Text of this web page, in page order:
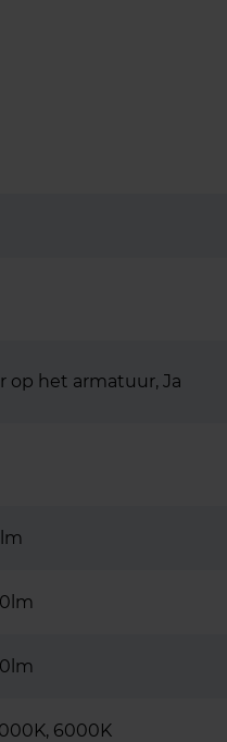
op het armatuur, Ja
6000K